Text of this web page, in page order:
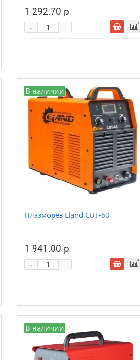
1 292.70 р.
+
-
В наличии
Плазморез Eland CUT-60
1 941.00 р.
+
-
В наличии